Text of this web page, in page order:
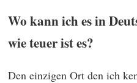
Wo kann ich es in
wie teuer ist es?
Den einzigen Ort den ich